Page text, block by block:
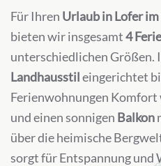
Für Ihren Urlaub in Lofer
bieten wir insgesamt4
unterschiedlichen Größen.
Landhausstileingerichtet
Ferienwohnungen Komfort
und einen sonnigen Balkon
über die heimische
sorgt für Entspannung und